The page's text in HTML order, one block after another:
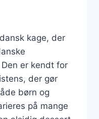
kage, der
er kendt for
der gør
børn og
på mange